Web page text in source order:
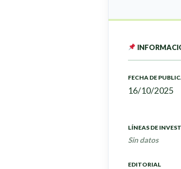
FECHA DE
16/10/2025
LÍNEAS DE
Sin datos
EDITORIAL